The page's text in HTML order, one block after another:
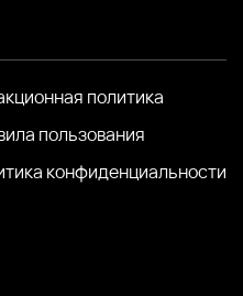
политика
пользования
конфиденциальности